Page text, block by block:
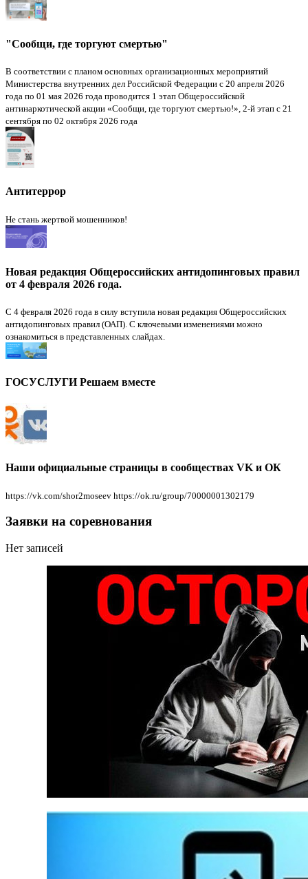
"Сообщи, где торгуют смертью"
В соответствии с планом основных организационных мероприятий
Министерства внутренних дел Российской Федерации с 20 апреля 2026
года по 01 мая 2026 года проводится 1 этап Общероссийской
антинаркотической акции «Сообщи, где торгуют смертью!», 2-й этап с 21
сентября по 02 октября 2026 года
Антитеррор
Не стань жертвой мошенников!
Новая редакция Общероссийских антидопинговых правил
от 4 февраля 2026 года.
С 4 февраля 2026 года в силу вступила новая редакция Общероссийских
антидопинговых правил (ОАП). С ключевыми изменениями можно
ознакомиться в представленных слайдах.
ГОСУСЛУГИ Решаем вместе
Наши официальные страницы в сообществах VK и ОК
https://vk.com/shor2moseev https://ok.ru/group/70000001302179
Заявки на соревнования
Нет записей